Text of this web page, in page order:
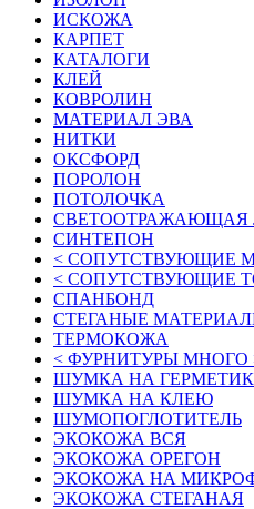
ИСКОЖА
КАРПЕТ
КАТАЛОГИ
КЛЕЙ
КОВРОЛИН
МАТЕРИАЛ ЭВА
НИТКИ
ОКСФОРД
ПОРОЛОН
ПОТОЛОЧКА
СВЕТООТРАЖАЮЩАЯ
СИНТЕПОН
< СОПУТСТВУЮЩИЕ
< СОПУТСТВУЮЩИЕ
СПАНБОНД
СТЕГАНЫЕ
ТЕРМОКОЖА
< ФУРНИТУРЫ МНОГО
ШУМКА НА
ШУМКА НА КЛЕЮ
ШУМОПОГЛОТИТЕЛЬ
ЭКОКОЖА ВСЯ
ЭКОКОЖА ОРЕГОН
ЭКОКОЖА НА
ЭКОКОЖА СТЕГАНАЯ